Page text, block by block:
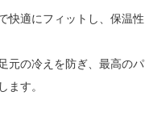
快適にフィットし、保温性
元の冷えを防ぎ、最高のパ
ます。